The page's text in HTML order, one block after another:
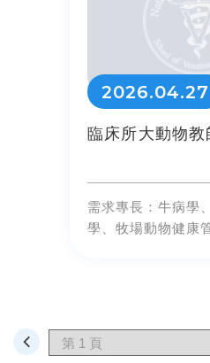
2026.04.27
臨床所大動物
需求專長：牛病學
學、牧場動物健康